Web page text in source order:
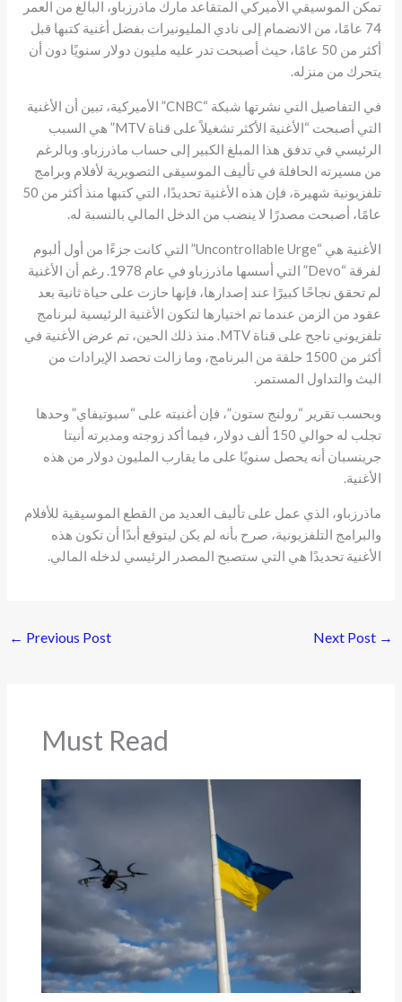
تمكن الموسيقي الأميركي المتقاعد مارك ماذرزباو، البالغ من العمر
74 عامًا، من الانضمام إلى نادي المليونيرات بفضل أغنية كتبها قبل
أكثر من 50 عامًا، حيث أصبحت تدر عليه مليون دولار سنويًا دون أن
يتحرك من منزله.
في التفاصيل التي نشرتها شبكة “CNBC” الأميركية، تبين أن الأغنية
التي أصبحت “الأغنية الأكثر تشغيلاً على قناة MTV” هي السبب
الرئيسي في تدفق هذا المبلغ الكبير إلى حساب ماذرزباو. وبالرغم
من مسيرته الحافلة في تأليف الموسيقى التصويرية لأفلام وبرامج
تلفزيونية شهيرة، فإن هذه الأغنية تحديدًا، التي كتبها منذ أكثر من 50
عامًا، أصبحت مصدرًا لا ينضب من الدخل المالي بالنسبة له.
الأغنية هي “Uncontrollable Urge” التي كانت جزءًا من أول ألبوم
لفرقة “Devo” التي أسسها ماذرزباو في عام 1978. رغم أن الأغنية
لم تحقق نجاحًا كبيرًا عند إصدارها، فإنها حازت على حياة ثانية بعد
عقود من الزمن عندما تم اختيارها لتكون الأغنية الرئيسية لبرنامج
تلفزيوني ناجح على قناة MTV. منذ ذلك الحين، تم عرض الأغنية في
أكثر من 1500 حلقة من البرنامج، وما زالت تحصد الإيرادات من
البث والتداول المستمر.
وبحسب تقرير “رولنج ستون”، فإن أغنيته على “سبوتيفاي” وحدها
تجلب له حوالي 150 ألف دولار، فيما أكد زوجته ومديرته أنيتا
جرينسبان أنه يحصل سنويًا على ما يقارب المليون دولار من هذه
الأغنية.
ماذرزباو، الذي عمل على تأليف العديد من القطع الموسيقية للأفلام
والبرامج التلفزيونية، صرح بأنه لم يكن ليتوقع أبدًا أن تكون هذه
الأغنية تحديدًا هي التي ستصبح المصدر الرئيسي لدخله المالي.
← Previous Post Next Post →
Must Read